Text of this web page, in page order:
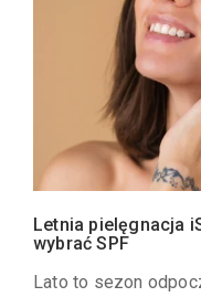
Letnia pielęgnacja
wybrać SPF
Lato to sezon